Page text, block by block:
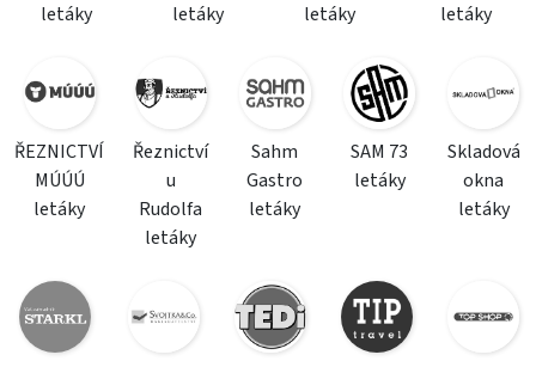
letáky
letáky
letáky
letáky
ŘEZNICTVÍ
MÚÚÚ
letáky
Řeznictví
u
Rudolfa
letáky
Sahm
Gastro
letáky
SAM 73
letáky
Skladová
okna
letáky